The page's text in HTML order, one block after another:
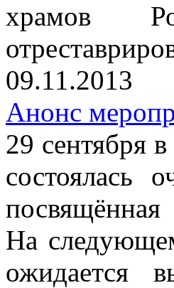
храмов
09.11.2013
Анонс
29 сентября
состоялась
На
ожидается